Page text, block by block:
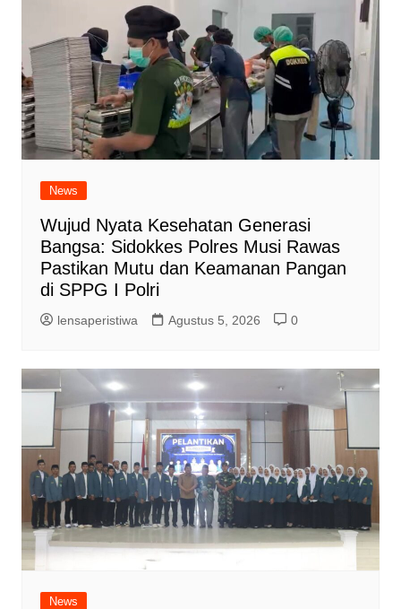
News
Wujud Nyata Kesehatan Generasi
Bangsa: Sidokkes Polres Musi Rawas
Pastikan Mutu dan Keamanan Pangan
di SPPG I Polri
lensaperistiwa Agustus 5, 2026 0
News